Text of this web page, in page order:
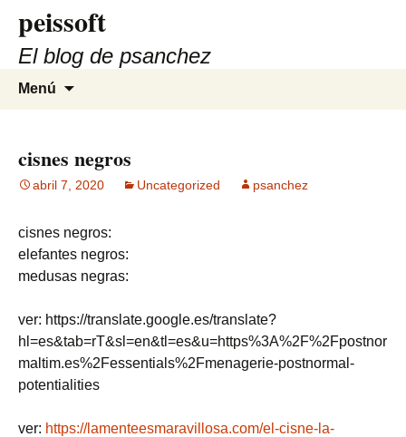
contenido
peissoft
El blog de psanchez
Menú
cisnes negros
abril 7, 2020 Uncategorized psanchez
cisnes negros:
elefantes negros:
medusas negras:
ver: https://translate.google.es/translate?
hl=es&tab=rT&sl=en&tl=es&u=https%3A%2F%2Fpostnor
maltim.es%2Fessentials%2Fmenagerie-postnormal-
potentialities
ver: https://lamenteesmaravillosa.com/el-cisne-la-